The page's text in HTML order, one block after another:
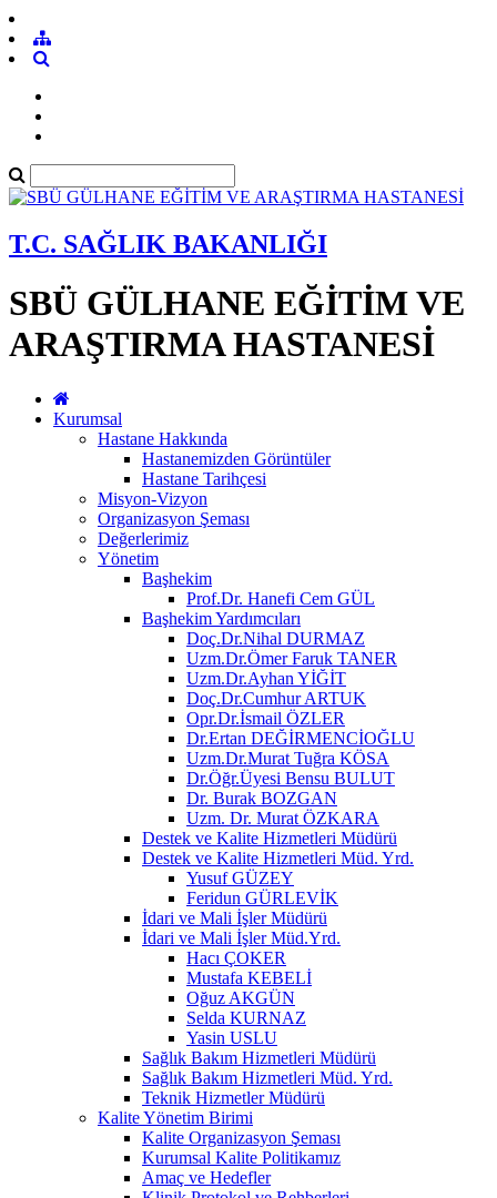
T.C. SAĞLIK BAKANLIĞI
SBÜ GÜLHANE EĞİTİM VE
ARAŞTIRMA HASTANESİ
Kurumsal
Hastane Hakkında
Hastanemizden Görüntüler
Hastane Tarihçesi
Misyon-Vizyon
Organizasyon Şeması
Değerlerimiz
Yönetim
Başhekim
Prof.Dr. Hanefi Cem GÜL
Başhekim Yardımcıları
Doç.Dr.Nihal DURMAZ
Uzm.Dr.Ömer Faruk TANER
Uzm.Dr.Ayhan YİĞİT
Doç.Dr.Cumhur ARTUK
Opr.Dr.İsmail ÖZLER
Dr.Ertan DEĞİRMENCİOĞLU
Uzm.Dr.Murat Tuğra KÖSA
Dr.Öğr.Üyesi Bensu BULUT
Dr. Burak BOZGAN
Uzm. Dr. Murat ÖZKARA
Destek ve Kalite Hizmetleri Müdürü
Destek ve Kalite Hizmetleri Müd. Yrd.
Yusuf GÜZEY
Feridun GÜRLEVİK
İdari ve Mali İşler Müdürü
İdari ve Mali İşler Müd.Yrd.
Hacı ÇOKER
Mustafa KEBELİ
Oğuz AKGÜN
Selda KURNAZ
Yasin USLU
Sağlık Bakım Hizmetleri Müdürü
Sağlık Bakım Hizmetleri Müd. Yrd.
Teknik Hizmetler Müdürü
Kalite Yönetim Birimi
Kalite Organizasyon Şeması
Kurumsal Kalite Politikamız
Amaç ve Hedefler